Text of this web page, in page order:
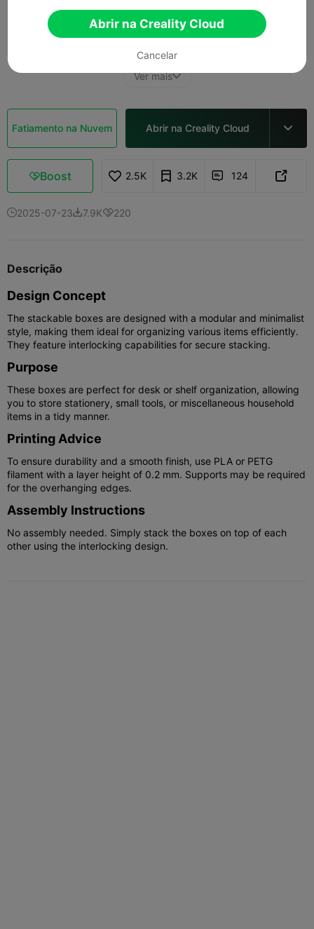
0.2mm layer, 2 walls, 15% infill
 62.83g
Ver mais
Fatiamento na Nuvem Abrir na Creality Cloud 
Boost 2.5K 3.2K  124 
2025-07-237.9K220
Descrição
Design Concept
The stackable boxes are designed with a modular and minimalist
style, making them ideal for organizing various items efficiently.
They feature interlocking capabilities for secure stacking.
Purpose
These boxes are perfect for desk or shelf organization, allowing
you to store stationery, small tools, or miscellaneous household
items in a tidy manner.
Printing Advice
To ensure durability and a smooth finish, use PLA or PETG
filament with a layer height of 0.2 mm. Supports may be required
for the overhanging edges.
Assembly Instructions
No assembly needed. Simply stack the boxes on top of each
other using the interlocking design.
Abrir na Creality Cloud
Cancelar